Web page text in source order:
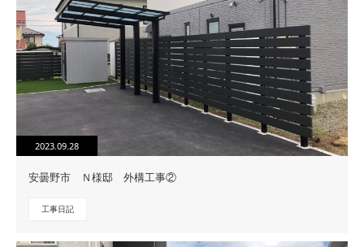
2023.09.28
安曇野市 Ｎ様邸 外構工事②
工事日記